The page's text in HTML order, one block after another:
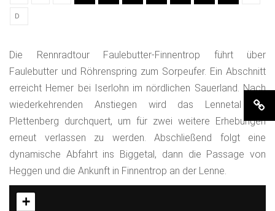
D
Die Rennradtour Faulebutter-Finnentrop führt über
Faulebutter und Röhrenspring zum Sorpeufer. Ein Abschnitt
erreicht Hemer bei Iserlohn im nördlichen Sauerland. Nach
wiederkehrenden Anstiegen wird das Lennetal bei
Plettenberg durchquert, um für zwei weitere Erhebungen
erneut verlassen zu werden. Abschließend folgt eine
dynamische Abfahrt ins Biggetal, dann die Passage von
Heggen und die Ankunft in Finnentrop an der Lenne.
+